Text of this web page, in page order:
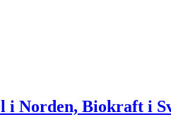
i Norden, Biokraft i